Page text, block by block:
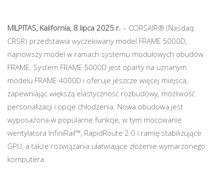
MILPITAS, Kalifornia, 8 lipca 2025 r. – CORSAIR® (Nasdaq:
CRSR) przedstawia wyczekiwany model FRAME 5000D,
najnowszy model w ramach systemu modułowych obudów
FRAME. System FRAME 5000D jest oparty na uznanym
modelu FRAME 4000D i oferuje jeszcze więcej miejsca,
zapewniając większą elastyczność rozbudowy, możliwość
personalizacji i opcje chłodzenia. Nowa obudowa jest
wyposażona w popularne funkcje, w tym mocowanie
wentylatora InfiniRail™, RapidRoute 2.0 i ramię stabilizujące
GPU, a także rozwiązania ułatwiające złożenie wymarzonego
komputera.